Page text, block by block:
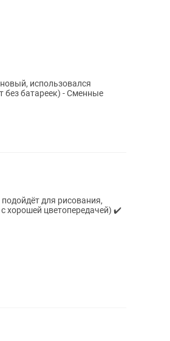
использовался
для рисования,